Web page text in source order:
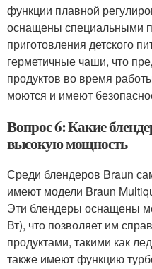
функции плавной
оснащены специальными
приготовления детского
герметичные чаши, что
продуктов во время
моются и имеют
Вопрос 6: Какие
высокую мощность
Среди блендеров Braun
имеют модели Braun
Эти блендеры оснащены
Вт), что позволяет им
продуктами, такими как
также имеют функцию